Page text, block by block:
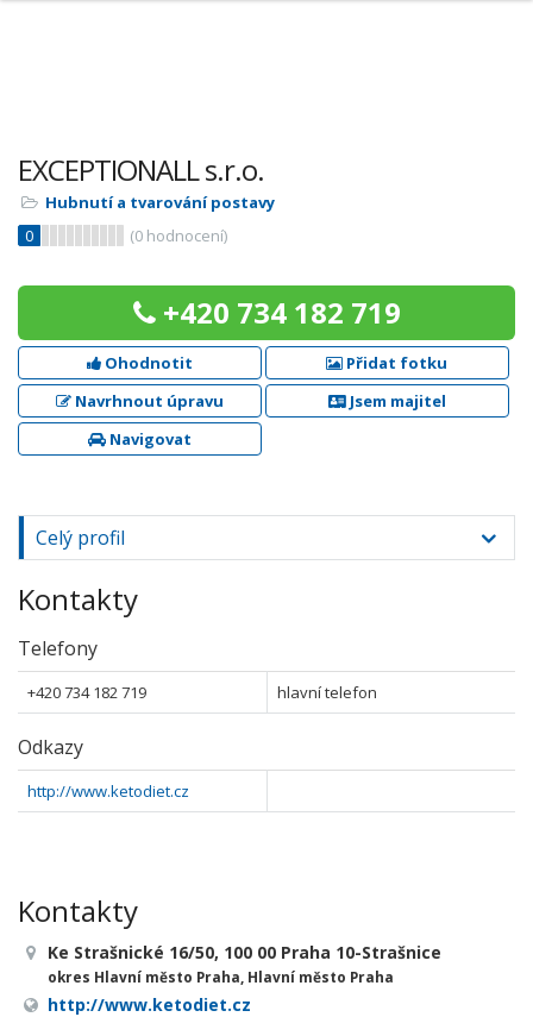
EXCEPTIONALL s.r.o.
Hubnutí a tvarování postavy
0
(0 hodnocení)
+420 734 182 719
Ohodnotit
Přidat fotku
Navrhnout úpravu
Jsem majitel
Navigovat
Celý profil
Kontakty
Telefony
+420 734 182 719 hlavní telefon
Odkazy
http://www.ketodiet.cz
Kontakty
Ke Strašnické 16/50, 100 00 Praha 10-Strašnice
okres Hlavní město Praha, Hlavní město Praha
http://www.ketodiet.cz